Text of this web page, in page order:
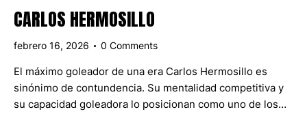
CARLOS HERMOSILLO
febrero 16, 2026 0 Comments
El máximo goleador de una era Carlos Hermosillo es
sinónimo de contundencia. Su mentalidad competitiva y
su capacidad goleadora lo posicionan como uno de los…